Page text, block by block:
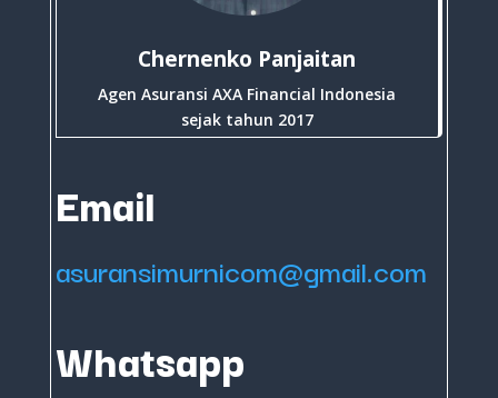
Chernenko Panjaitan
Agen Asuransi AXA Financial Indonesia
sejak tahun 2017
Email
asuransimurnicom@gmail.com
Whatsapp